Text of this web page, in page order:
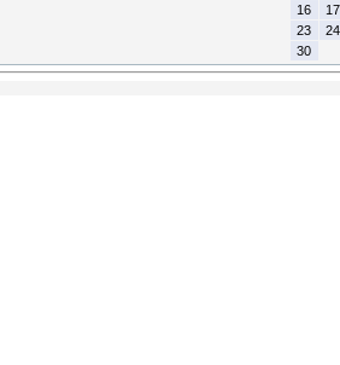
16
17
23
24
30